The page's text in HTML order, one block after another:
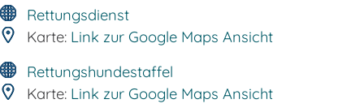
Rettungsdienst
Karte: Link zur Google Maps Ansicht
Rettungshundestaffel
Karte: Link zur Google Maps Ansicht